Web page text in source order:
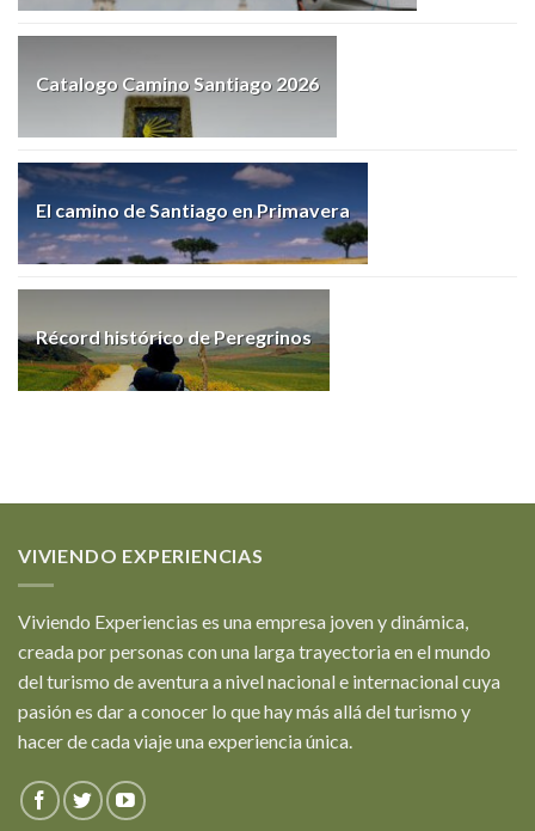
Catalogo Camino Santiago 2026
El camino de Santiago en Primavera
Récord histórico de Peregrinos
VIVIENDO EXPERIENCIAS
Viviendo Experiencias es una empresa joven y dinámica,
creada por personas con una larga trayectoria en el mundo
del turismo de aventura a nivel nacional e internacional cuya
pasión es dar a conocer lo que hay más allá del turismo y
hacer de cada viaje una experiencia única.